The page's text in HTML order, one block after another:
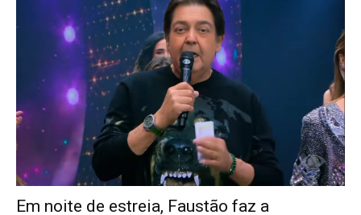
Em noite de estreia, Faustão faz a